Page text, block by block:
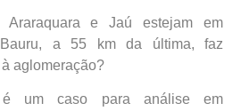
Araraquara e Jaú estejam em
Bauru, a 55 km da última, faz
aglomeração?
um caso para análise em